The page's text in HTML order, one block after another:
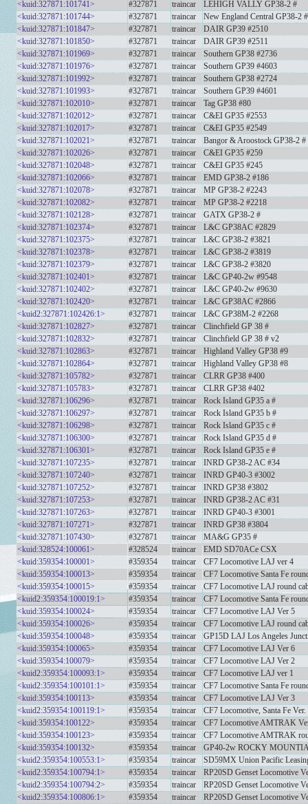
<kuid:327871:101741> #327871 traincar
LEHIGH VALLY GP38-2 #
<kuid:327871:101744>
#327871 traincar
New England Central GP38-2 #
<kuid:327871:101847>
#327871 traincar
DAIR GP39 #2510
<kuid:327871:101850>
#327871 traincar
DAIR GP39 #2511
<kuid:327871:101969>
#327871 traincar
Southern GP38 #2736
<kuid:327871:101976>
#327871 traincar
Southern GP39 #4603
<kuid:327871:101992>
#327871 traincar
Southern GP38 #2724
<kuid:327871:101993>
#327871 traincar
Southern GP39 #4601
<kuid:327871:102010>
#327871 traincar
Tag GP38 #80
<kuid:327871:102012>
#327871 traincar
C&EI GP35 #2553
<kuid:327871:102017>
#327871 traincar
C&EI GP35 #2549
<kuid:327871:102021>
#327871 traincar
Bangor & Aroostock GP38-2 #
<kuid:327871:102026>
#327871 traincar
C&EI GP35 #259
<kuid:327871:102048>
#327871 traincar
C&EI GP35 #245
<kuid:327871:102066>
#327871 traincar
EMD GP38-2 #186
<kuid:327871:102078>
#327871 traincar
MP GP38-2 #2243
<kuid:327871:102082>
#327871 traincar
MP GP38-2 #2218
<kuid:327871:102128>
#327871 traincar
GATX GP38-2 #
<kuid:327871:102374>
#327871 traincar
L&C GP38AC #2829
<kuid:327871:102375>
#327871 traincar
L&C GP38-2 #3821
<kuid:327871:102378>
#327871 traincar
L&C GP38-2 #3819
<kuid:327871:102379>
#327871 traincar
L&C GP38-2 #3820
<kuid:327871:102401>
#327871 traincar
L&C GP40-2w #9548
<kuid:327871:102402>
#327871 traincar
L&C GP40-2w #9630
<kuid:327871:102420>
#327871 traincar
L&C GP38AC #2866
<kuid2:327871:102426:1>
#327871 traincar
L&C GP38M-2 #2268
<kuid:327871:102827>
#327871 traincar
Clinchfield GP 38 #
<kuid:327871:102832>
#327871 traincar
Clinchfield GP 38 # v2
<kuid:327871:102863>
#327871 traincar
Highland Valley GP38 #9
<kuid:327871:102864>
#327871 traincar
Highland Valley GP38 #8
<kuid:327871:105782>
#327871 traincar
CLRR GP38 #400
<kuid:327871:105783>
#327871 traincar
CLRR GP38 #402
<kuid:327871:106296>
#327871 traincar
Rock Island GP35 a #
<kuid:327871:106297>
#327871 traincar
Rock Island GP35 b #
<kuid:327871:106298>
#327871 traincar
Rock Island GP35 c #
<kuid:327871:106300>
#327871 traincar
Rock Island GP35 d #
<kuid:327871:106301>
#327871 traincar
Rock Island GP35 e #
<kuid:327871:107235>
#327871 traincar
INRD GP38-2 AC #34
<kuid:327871:107240>
#327871 traincar
INRD GP40-3 #3002
<kuid:327871:107252>
#327871 traincar
INRD GP38 #3802
<kuid:327871:107253>
#327871 traincar
INRD GP38-2 AC #31
<kuid:327871:107263>
#327871 traincar
INRD GP40-3 #3001
<kuid:327871:107271>
#327871 traincar
INRD GP38 #3804
<kuid:327871:107430>
#327871 traincar
MA&G GP35 #
<kuid:328524:100061>
#328524 traincar
EMD SD70ACe CSX
<kuid:359354:100001>
#359354 traincar
CF7 Locomotive LAJ ver 4
<kuid:359354:100013>
#359354 traincar
CF7 Locomotive Santa Fe
<kuid:359354:100015>
#359354 traincar
CF7 Locomotive LAJ round
<kuid2:359354:100019:1>
#359354 traincar
CF7 Locomotive Santa Fe
<kuid:359354:100024>
#359354 traincar
CF7 Locomotive LAJ Ver 5
<kuid:359354:100026>
#359354 traincar
CF7 Locomotive LAJ round
<kuid:359354:100048>
#359354 traincar
GP15D LAJ Los Angeles
<kuid:359354:100065>
#359354 traincar
CF7 Locomotive LAJ Ver 6
<kuid:359354:100079>
#359354 traincar
CF7 Locomotive LAJ Ver 2
<kuid2:359354:100093:1>
#359354 traincar
CF7 Locomotive LAJ ver 1
<kuid2:359354:100101:1>
#359354 traincar
CF7 Locomotive Santa Fe
<kuid:359354:100113>
#359354 traincar
CF7 Locomotive LAJ Ver 3
<kuid2:359354:100119:1>
#359354 traincar
CF7 Locomotive, Santa Fe Ver.
<kuid:359354:100122>
#359354 traincar
CF7 Locomotive AMTRAK
<kuid:359354:100123>
#359354 traincar
CF7 Locomotive AMTRAK
<kuid:359354:100132>
#359354 traincar
GP40-2w ROCKY
<kuid2:359354:100553:1>
#359354 traincar
SD59MX Union Pacific
<kuid2:359354:100794:1>
#359354 traincar
RP20SD Genset Locomotive
<kuid2:359354:100794:2>
#359354 traincar
RP20SD Genset Locomotive
<kuid2:359354:100806:1>
#359354 traincar
RP20SD Genset Locomotive